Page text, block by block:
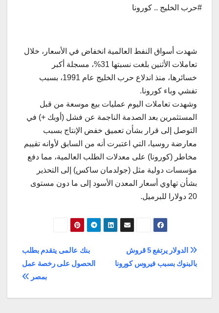
#حرب الخليج .. كورونا
شهدت أسواق النفط العالمية انخفاض في الأسعار، خلال
تعاملات الأثنين بلغت نسبتها 31%، مسجلة أكبر
خسائرها، منذ اندلاع حرب الخليج عام 1991، بسبب
تفشي وباء كورونا.
وشهدت تعاملات اليوم عمليات بيع موسعة من قبل
المستثمرين بعد الصدمة الناجمة عن فشل (أوبك +) في
التوصل إلى قرار بشأن تعميق خفض الإنتاج بسبب
معارضة روسيا، التي اعتبرت أنه من السابق لأوانه تقييم
مخاطر (كورونا) على معدلات الطلب العالمية، مما دفع
مؤسسات دولية مثل (جولدمان ساكس) إلى التحذير
بشأن تهاوي أسعار المعدن الأسود إلى ما دون مستوى
20 دولارا للبرميل.
تصفّح
المقالات
بنك عالمى يتقدم بطلب
الحصول على رخصة عمل
بمصر
الدولار يرتفع 5 قروش
بالبنوك بسبب فيروس كورونا